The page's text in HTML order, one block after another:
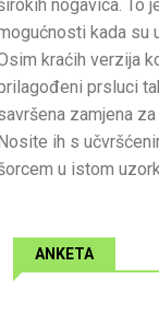
nogavica. To
kada su
kraćih verzija
prsluci
zamjena
ih s
u istom
ANKETA